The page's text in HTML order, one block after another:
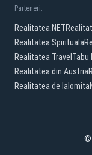
Parteneri:
Realitatea.NET
Realitatea Spirituala
Realitatea TravelTabu
Realitatea din Austria
Realitatea de Ialomita
©